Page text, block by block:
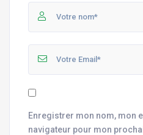
Enregistrer mon nom, mon
navigateur pour mon